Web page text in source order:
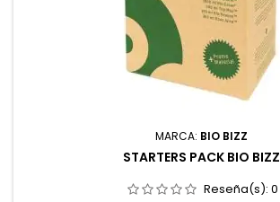
MARCA: BIO BIZZ
STARTERS PACK BIO BIZZ
Reseña(s): 0